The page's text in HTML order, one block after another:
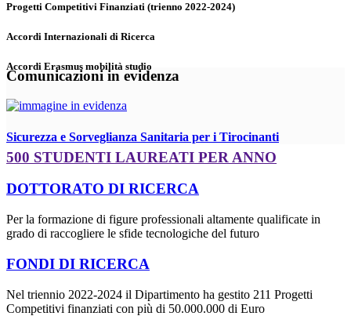
Progetti Competitivi Finanziati (trienno 2022-2024)
Accordi Internazionali di Ricerca
Accordi Erasmus mobilità studio
Comunicazioni in evidenza
Sicurezza e Sorveglianza Sanitaria per i Tirocinanti
500 STUDENTI LAUREATI PER ANNO
DOTTORATO DI RICERCA
Per la formazione di figure professionali altamente qualificate in
grado di raccogliere le sfide tecnologiche del futuro
FONDI DI RICERCA
Nel triennio 2022-2024 il Dipartimento ha gestito 211 Progetti
Competitivi finanziati con più di 50.000.000 di Euro